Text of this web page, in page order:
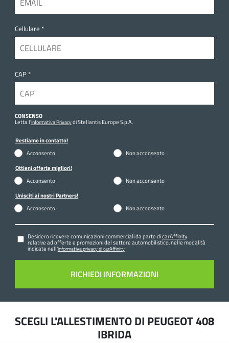
Cellulare *
CAP *
CONSENSO
Letta l'Informativa Privacydi Stellantis Europe S.p.A.
Restiamo in contatto!
Acconsento Non acconsento
Ottieni offerte migliori!
Acconsento Non acconsento
Unisciti ai nostri Partners!
Acconsento Non acconsento
Desidero ricevere comunicazioni commerciali da parte dicarAffinity
relative ad offerte e promozioni del settore automobilistico, nelle modalità
indicate nell'informativa privacy di carAffinity
SCEGLI L'ALLESTIMENTO DI PEUGEOT 408
IBRIDA